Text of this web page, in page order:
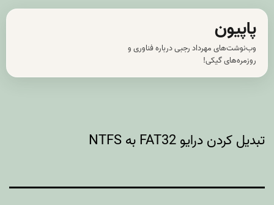
پرش
محتوا
پاپیون
وب‌نوشت‌های مهرداد رجبی درباره فناوری و
روزمره‌های گیکی!
تبدیل کردن درایو FAT32 به NTFS